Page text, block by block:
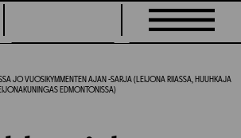
JO VUOSIKYMMENTEN AJAN -SARJA (LEIJONA RIIASSA, HUUHKAJA
EDMONTONISSA)